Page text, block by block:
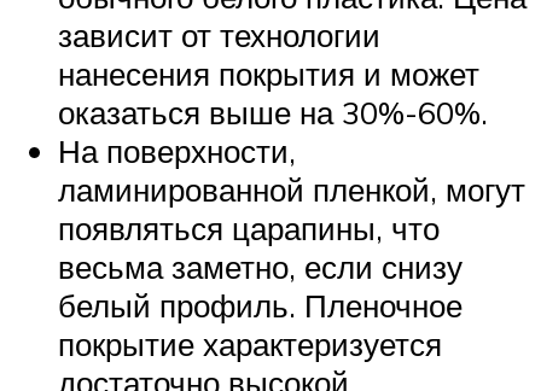
зависит от технологии
нанесения покрытия и может
оказаться выше на 30%-60%.
На поверхности,
ламинированной пленкой, могут
появляться царапины, что
весьма заметно, если снизу
белый профиль. Пленочное
покрытие характеризуется
достаточно высокой